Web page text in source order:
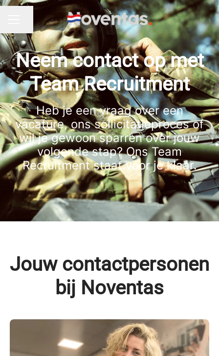
CARRIÈREMENU
Pagina delen
Neem contact op met
Team Recruitment
Heb je een vraag over een
vacature, ons sollicitatieproces of
wil je gewoon sparren over jouw
volgende stap? Ons Team
Recruitment staat voor je klaar.
Jouw contactpersonen
bij Noventas